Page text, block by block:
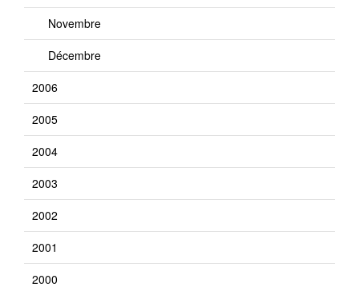
Novembre
Décembre
2006
2005
2004
2003
2002
2001
2000